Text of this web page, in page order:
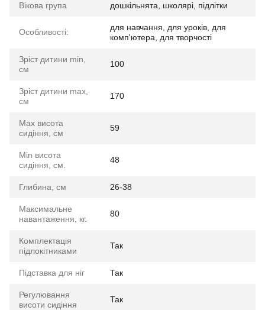
Вікова група дошкільнята, школярі, підлітки
Особливості:
для навчання, для уроків, для
комп'ютера, для творчості
Зріст дитини min,
см
100
Зріст дитини max,
см
170
Max висота
сидіння, см
59
Min висота
сидіння, см.
48
Глибина, см 26-38
Максимальне
навантаження, кг.
80
Комплектація
підлокітниками
Так
Підставка для ніг Так
Регулювання
висоти сидіння
Так